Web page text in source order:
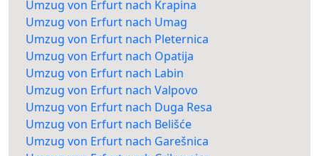
Umzug von Erfurt nach Krapina
Umzug von Erfurt nach Umag
Umzug von Erfurt nach Pleternica
Umzug von Erfurt nach Opatija
Umzug von Erfurt nach Labin
Umzug von Erfurt nach Valpovo
Umzug von Erfurt nach Duga Resa
Umzug von Erfurt nach Belišće
Umzug von Erfurt nach Garešnica